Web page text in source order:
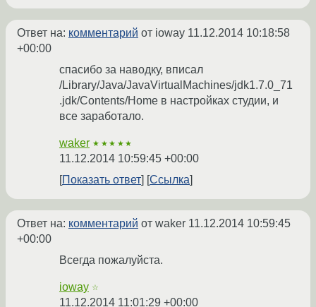
Ответ на: комментарий от ioway 11.12.2014 10:18:58
+00:00
спасибо за наводку, вписал
/Library/Java/JavaVirtualMachines/jdk1.7.0_71
.jdk/Contents/Home в настройках студии, и
все заработало.
waker ★★★★★
11.12.2014 10:59:45 +00:00
Показать ответ
Ссылка
Ответ на: комментарий от waker 11.12.2014 10:59:45
+00:00
Всегда пожалуйста.
ioway ☆
11.12.2014 11:01:29 +00:00